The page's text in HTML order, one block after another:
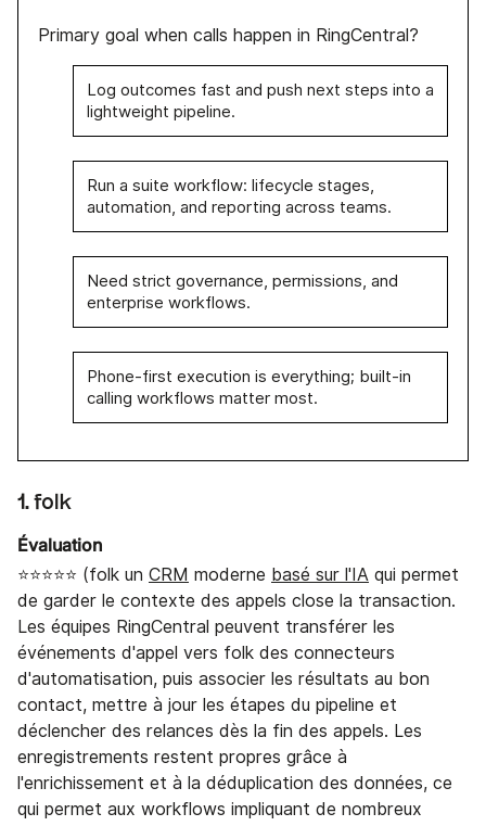
Primary goal when calls happen in RingCentral?
Log outcomes fast and push next steps into a
lightweight pipeline.
Run a suite workflow: lifecycle stages,
automation, and reporting across teams.
Need strict governance, permissions, and
enterprise workflows.
Phone-first execution is everything; built-in
calling workflows matter most.
1. folk
Évaluation
⭐⭐⭐⭐⭐ (folk un CRM moderne basé sur l'IA qui permet
de garder le contexte des appels close la transaction.
Les équipes RingCentral peuvent transférer les
événements d'appel vers folk des connecteurs
d'automatisation, puis associer les résultats au bon
contact, mettre à jour les étapes du pipeline et
déclencher des relances dès la fin des appels. Les
enregistrements restent propres grâce à
l'enrichissement et à la déduplication des données, ce
qui permet aux workflows impliquant de nombreux